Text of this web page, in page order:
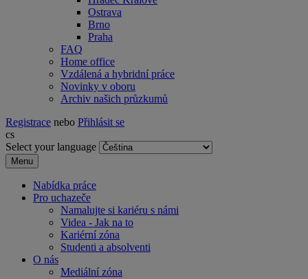
Ostrava
Brno
Praha
FAQ
Home office
Vzdálená a hybridní práce
Novinky v oboru
Archiv našich průzkumů
Registrace nebo Přihlásit se
cs
Select your language
Menu
Nabídka práce
Pro uchazeče
Namalujte si kariéru s námi
Videa - Jak na to
Kariérní zóna
Studenti a absolventi
O nás
Mediální zóna